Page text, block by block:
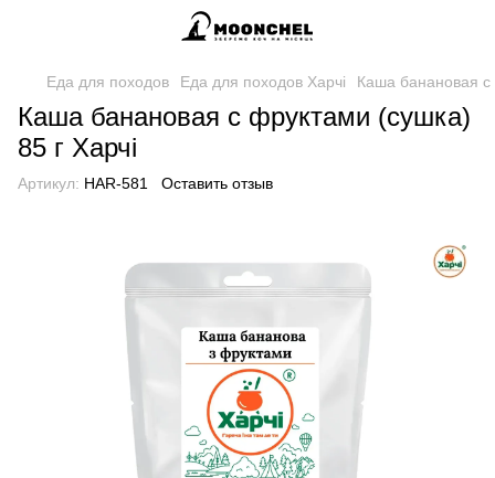
Еда для походов Еда для походов Харчі Каша банановая с
Каша банановая с фруктами (сушка)
85 г Харчі
Артикул: HAR-581 Оставить отзыв